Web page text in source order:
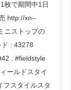
で期間中1日
http://xn--
ニストップの
ド : 43278
. #fieldstyle
ールドスタイ
フスタイルスタ